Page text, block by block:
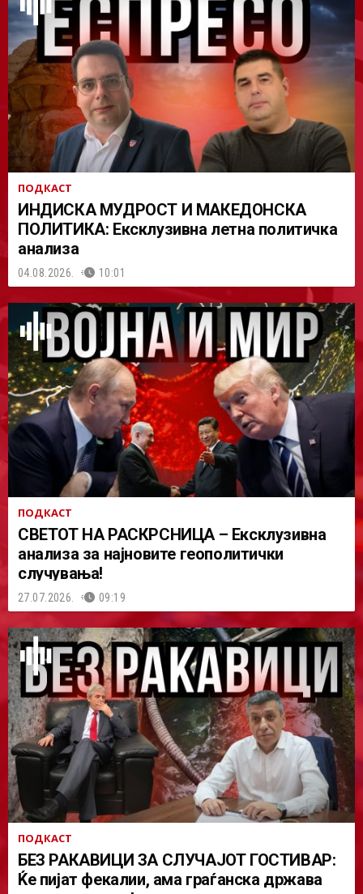
АСТ
ПОДКАСТ
ИНДИСКА МУДРОСТ И МАКЕДОНСКА
ПОЛИТИКА: Ексклузивна летна политичка
анализа
04.08.2026. 10:01
ПОДКАСТ
СВЕТОТ НА РАСКРСНИЦА – Ексклузивна
анализа за најновите геополитички
случувања!
27.07.2026. 09:19
ПОДКАСТ
БЕЗ РАКАВИЦИ ЗА СЛУЧАЈОТ ГОСТИВАР:
Ќе пијат фекалии, ама граѓанска држава